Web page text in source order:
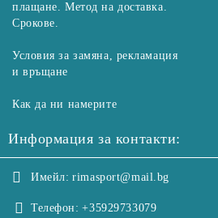
плащане. Метод на доставка.
Срокове.
Условия за замяна, рекламация
и връщане
Как да ни намерите
Информация за контакти:
Имейл: rimasport@mail.bg
Телефон: +35929733079